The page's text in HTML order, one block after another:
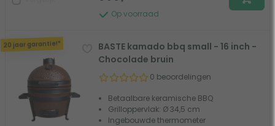
Op voorraad
20 jaar garantie!*
BASTE kamado bbq small - 16 inch -
Chocolade bruin
0 beoordelingen
Betaalbare keramische BBQ
Grilloppervlak: Ø 34,5 cm
Ingebouwde thermometer